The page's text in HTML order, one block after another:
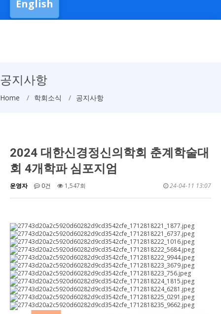
English
공지사항
Home 학회소식 공지사항
2024 대한신경정신의학회 춘계학술대
회 4개학파 심포지엄
운영자 0건 1,547회 24-04-11 13:07